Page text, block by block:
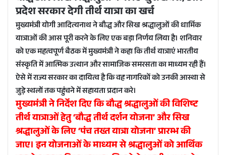
प्रदेश सरकार देगी तीर्थ यात्रा का खर्च
मुख्यमंत्री योगी आदित्यनाथ ने बौद्ध और सिख श्रद्धालुओं की धार्मिक
यात्राओं की आस पूरी करने के लिए एक बड़ा निर्णय लिया है। शनिवार
को एक महत्वपूर्ण बैठक में मुख्यमंत्री ने कहा कि तीर्थ यात्राएं भारतीय
संस्कृति में आत्मिक उत्थान और सामाजिक समरसता का माध्यम रही हैं।
ऐसे में राज्य सरकार का दायित्व है कि वह नागरिकों को उनकी आस्था से
जुड़े स्थलों तक पहुंचने में सहायता प्रदान करे।
मुख्यमंत्री ने निर्देश दिए कि बौद्ध श्रद्धालुओं की विशिष्ट
तीर्थ यात्राओं हेतु ‘बौद्ध तीर्थ दर्शन योजना’ और सिख
श्रद्धालुओं के लिए ‘पंच तख्त यात्रा योजना’ प्रारम्भ की
जाए। इन योजनाओं के माध्यम से श्रद्धालुओं को आर्थिक